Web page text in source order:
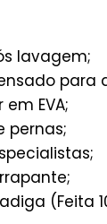
lavagem;
para
EVA;
pernas;
(Feita